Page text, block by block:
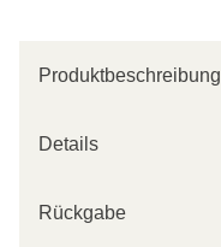
Produktbeschreibung
Details
Rückgabe